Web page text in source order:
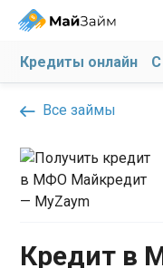
Кредиты онлайн
Все займы
Кредит в